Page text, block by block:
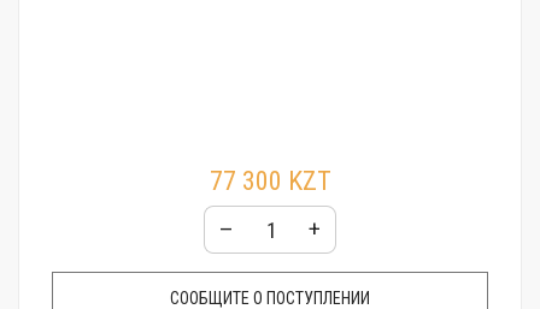
77 300 KZT
– +
СООБЩИТЕ О ПОСТУПЛЕНИИ